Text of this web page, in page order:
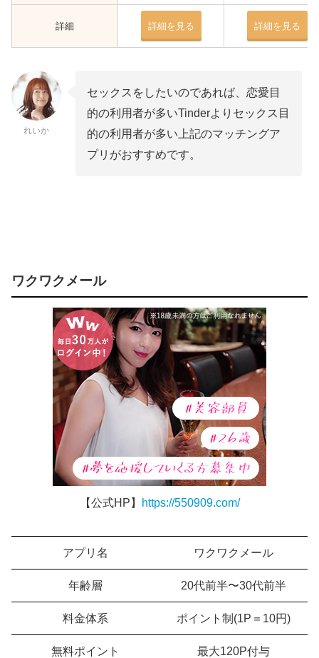
詳細 詳細を見る 詳細を見る
れいか
セックスをしたいのであれば、恋愛目
的の利用者が多いTinderよりセックス目
的の利用者が多い上記のマッチングア
プリがおすすめです。
ワクワクメール
【公式HP】 https://550909.com/
アプリ名 ワクワクメール
年齢層 20代前半〜30代前半
料金体系 ポイント制(1P＝10円)
無料ポイント 最大120P付与